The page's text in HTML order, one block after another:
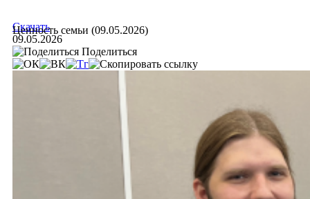
Ценность семьи (09.05.2026)
Скачать
09.05.2026
Поделиться